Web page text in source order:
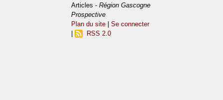
Articles -Région Gascogne
Prospective
Plan du site |Se connecter
RSS 2.0